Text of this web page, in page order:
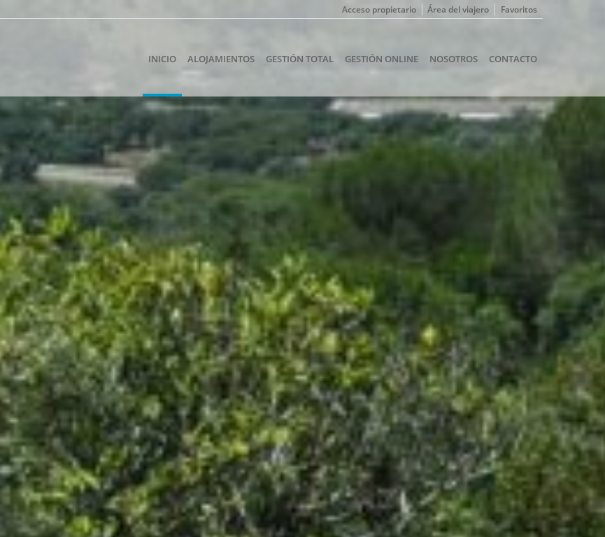
Favoritos
Área del viajero
Acceso propietario
INICIO ALOJAMIENTOS GESTIÓN TOTAL GESTIÓN ONLINE NOSOTROS CONTACTO